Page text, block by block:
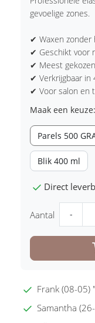
gevoelige zones.
✔ Waxen zonder
✔ Geschikt voor
✔ Meest
✔ Verkrijgbaar in
✔ Voor salon en
Maak een keuze:
Parels 500
Blik 400 ml
Direct
Aantal -
Frank (08-05)
Samantha